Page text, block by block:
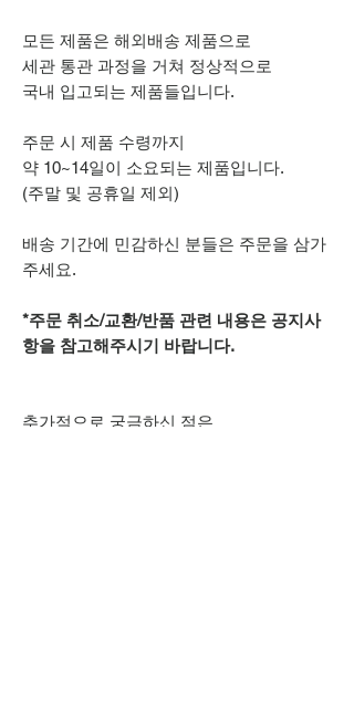
모든 제품은 해외배송 제품으로
세관 통관 과정을 거쳐 정상적으로
국내 입고되는 제품들입니다.
주문 시 제품 수령까지
약 10~14일이 소요되는 제품입니다.
(주말 및 공휴일 제외)
배송 기간에 민감하신 분들은 주문을 삼가
주세요.
*주문 취소/교환/반품 관련 내용은 공지사
항을 참고해주시기 바랍니다.
추가적으로 궁금하신 점은